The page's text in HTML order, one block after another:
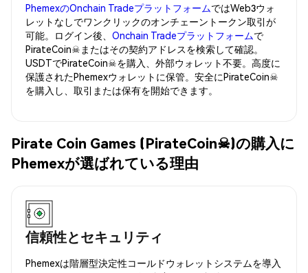
PhemexのOnchain TradeプラットフォームではWeb3ウォ
レットなしでワンクリックのオンチェーントークン取引が
可能。ログイン後、 Onchain Tradeプラットフォームで
PirateCoin☠またはその契約アドレスを検索して確認。
USDTでPirateCoin☠を購入、外部ウォレット不要。高度に
保護されたPhemexウォレットに保管。安全にPirateCoin☠
を購入し、取引または保有を開始できます。
Pirate Coin Games (PirateCoin☠)の購入に
Phemexが選ばれている理由
信頼性とセキュリティ
Phemexは階層型決定性コールドウォレットシステムを導入